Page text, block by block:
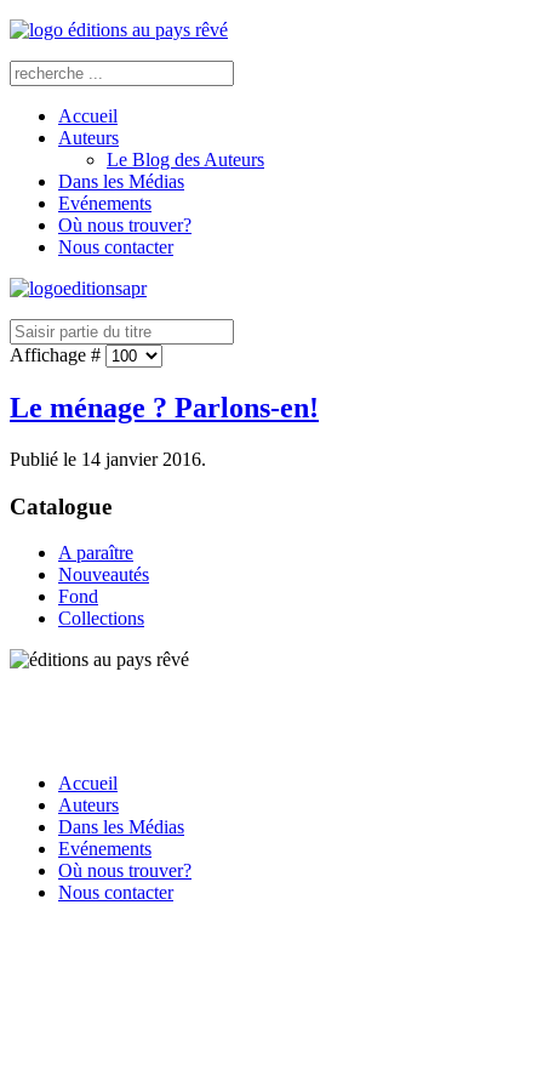
Accueil
Auteurs
Le Blog des Auteurs
Dans les Médias
Evénements
Où nous trouver?
Nous contacter
Affichage #
Le ménage ? Parlons-en!
Publié le 14 janvier 2016.
Catalogue
A paraître
Nouveautés
Fond
Collections
Accueil
Auteurs
Dans les Médias
Evénements
Où nous trouver?
Nous contacter